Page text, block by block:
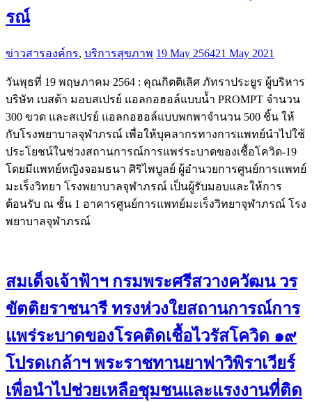
รณ์
ข่าวสารองค์กร, บริการสุขภาพ 19 May 256421 May 2021
วันพุธที่ 19 พฤษภาคม 2564 : คุณกิตติเลิศ ภัทราประยูร ผู้บริหาร
บริษัท เบสต้า มอบสเปรย์ แอลกอฮอล์แบบน้ำ PROMPT จำนวน
300 ขวด และสเปรย์ แอลกอฮอล์แบบพกพาจำนวน 500 ชิ้น ให้
กับโรงพยาบาลจุฬาภรณ์ เพื่อให้บุคลากรทางการแพทย์นำไปใช้
ประโยชน์ในช่วงสถานการณ์การแพร่ระบาดของเชื้อโควิด-19
โดยมีแพทย์หญิงจอมธนา ศิริไพบูลย์ ผู้อำนวยการศูนย์การแพทย์
มะเร็งวิทยา โรงพยาบาลจุฬาภรณ์ เป็นผู้รับมอบและให้การ
ต้อนรับ ณ ชั้น 1 อาคารศูนย์การแพทย์มะเร็งวิทยาจุฬาภรณ์ โรง
พยาบาลจุฬาภรณ์
สมเด็จเจ้าฟ้าฯ กรมพระศรีสวางควัฒน วร
ขัตติยราชนารี ทรงห่วงใยสถานการณ์การ
แพร่ระบาดของโรคติดเชื้อไวรัสโควิด ๑๙
โปรดเกล้าฯ พระราชทานยาฟาวิพิราเวียร์
เพื่อนำไปช่วยเหลือชุมชนและแรงงานที่ติด